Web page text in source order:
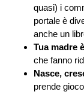
quasi) i
portale è
anche un
Tua madre
che fanno
Nasce,
prende